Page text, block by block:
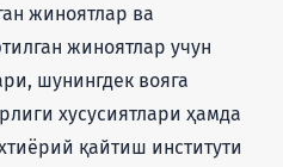
жиноятлар ва
жиноятлар учун
шунингдек вояга
хусусиятлари ҳамда
қайтиш институти